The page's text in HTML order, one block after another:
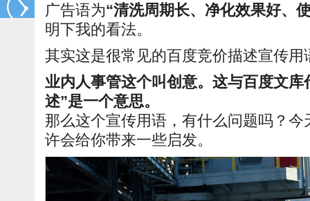
广告语为“清洗周期长、净化效果好、
明下我的看法。
其实这是很常见的百度竞价描述宣传用
业内人事管这个叫创意。这与百度文
述”是一个意思。
那么这个宣传用语，有什么问题吗？
许会给你带来一些启发。